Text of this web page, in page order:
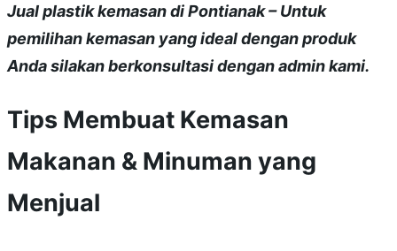
Jual plastik kemasan di Pontianak – Untuk
pemilihan kemasan yang ideal dengan produk
Anda silakan berkonsultasi dengan admin kami.
Tips Membuat Kemasan
Makanan & Minuman yang
Menjual